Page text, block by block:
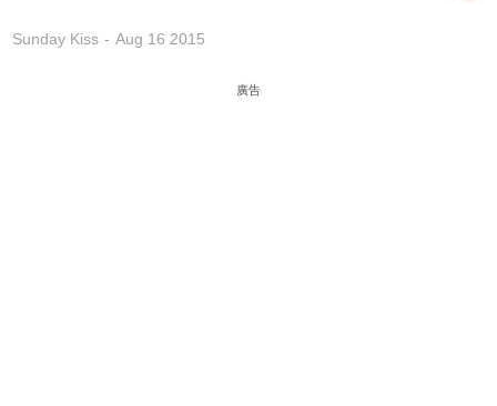
Sunday Kiss Aug 16 2015
廣告